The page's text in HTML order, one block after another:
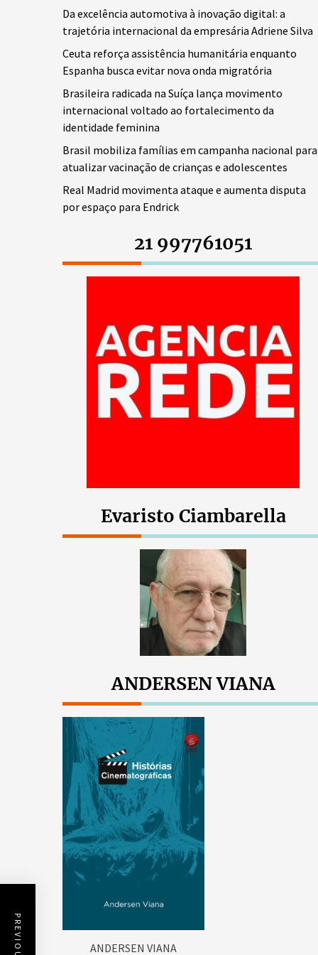
Da excelência automotiva à inovação digital: a
trajetória internacional da empresária Adriene Silva
Ceuta reforça assistência humanitária enquanto
Espanha busca evitar nova onda migratória
Brasileira radicada na Suíça lança movimento
internacional voltado ao fortalecimento da
identidade feminina
Brasil mobiliza famílias em campanha nacional para
atualizar vacinação de crianças e adolescentes
Real Madrid movimenta ataque e aumenta disputa
por espaço para Endrick
21 997761051
Evaristo Ciambarella
ANDERSEN VIANA
ANDERSEN VIANA